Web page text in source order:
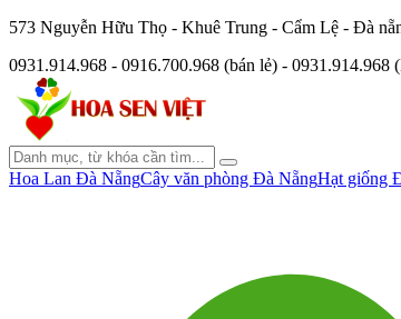
573 Nguyễn Hữu Thọ - Khuê Trung - Cẩm Lệ - Đà
0931.914.968 - 0916.700.968 (bán lẻ) -
Hoa Lan Đà NẵngCây văn phòng Đà NẵngHạt giống